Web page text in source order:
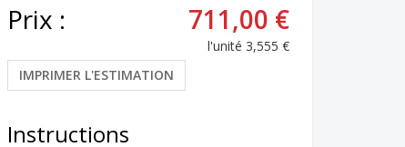
Prix : 711,00 €
l'unité 3,555 €
IMPRIMER L'ESTIMATION
Instructions